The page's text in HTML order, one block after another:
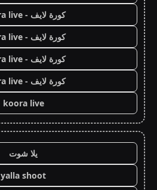
كورة لايف - koora live
كورة لايف - koora live
كورة لايف - koora live
كورة لايف - koora live
koora live
يلا شوت
yalla shoot